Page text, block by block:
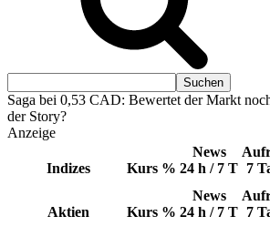
Saga bei 0,53 CAD: Bewertet der Markt
der Story?
Anzeige
Indizes Kurs %
News
24 h / 7 T 7
Aktien Kurs %
News
24 h / 7 T 7